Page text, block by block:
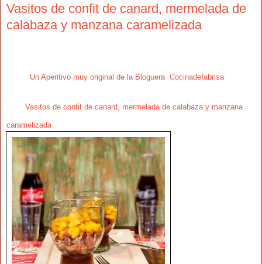
Vasitos de confit de canard, mermelada de
calabaza y manzana caramelizada
Un Aperitivo muy original de la Bloguera Cocinadefabrisa
Vasitos de confit de canard, mermelada de calabaza y manzana
caramelizada